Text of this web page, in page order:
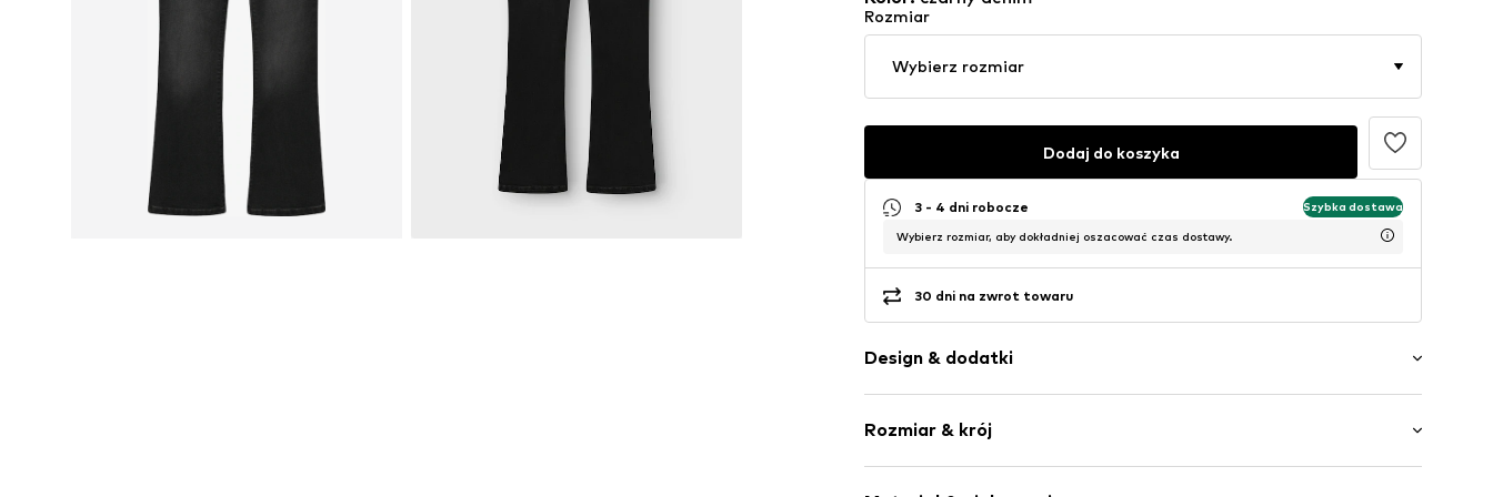
Rozmiar
Wybierz rozmiar
Dodaj do koszyka
3 - 4 dni robocze Szybka dostawa
Wybierz rozmiar, aby dokładniej oszacować czas dostawy.
30 dni na zwrot towaru
Design & dodatki
Jeans
Barwiony denim
Rozporek na zamek błyskawiczny
Rozmiar & krój